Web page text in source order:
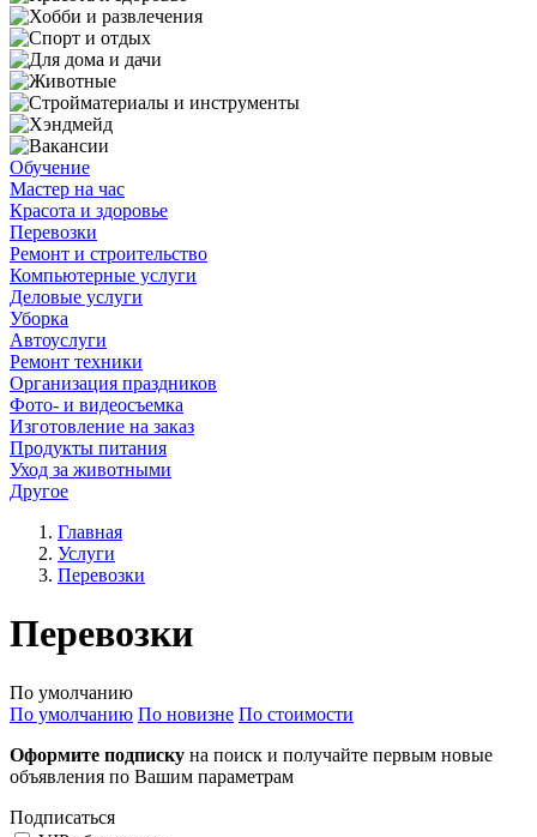
Обучение
Мастер на час
Красота и здоровье
Перевозки
Ремонт и строительство
Компьютерные услуги
Деловые услуги
Уборка
Автоуслуги
Ремонт техники
Организация праздников
Фото- и видеосъемка
Изготовление на заказ
Продукты питания
Уход за животными
Другое
Главная
Услуги
Перевозки
Перевозки
По умолчанию
По умолчанию По новизне По стоимости
Оформите подписку на поиск и получайте первым новые
объявления по Вашим параметрам
Подписаться